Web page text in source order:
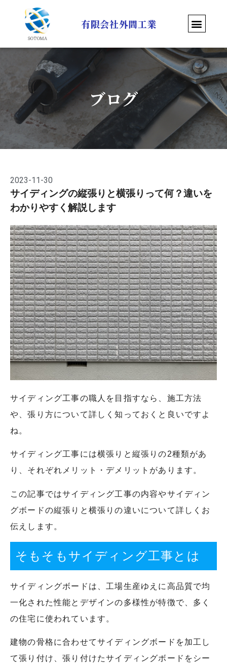
有限会社外間工業
ブログ
2023-11-30
サイディングの縦張りと横張りって何？違いを
わかりやすく解説します
サイディング工事の職人を目指すなら、施工方法
や、張り方について詳しく知っておくと良いですよ
ね。
サイディング工事には横張りと縦張りの2種類があ
り、それぞれメリット・デメリットがあります。
この記事ではサイディング工事の内容やサイディン
グボードの縦張りと横張りの違いについて詳しくお
伝えします。
そもそもサイディング工事とは
サイディングボードは、工場生産ゆえに高品質で均
一化された性能とデザインの多様性が特徴で、多く
の住宅に使われています。
建物の骨格に合わせてサイディングボードを加工し
て張り付け、張り付けたサイディングボードをシー